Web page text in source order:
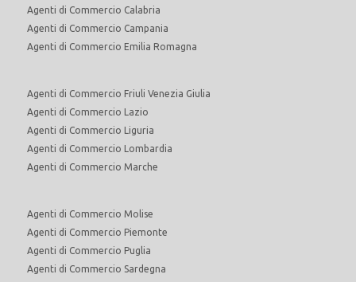
Agenti di Commercio Calabria
Agenti di Commercio Campania
Agenti di Commercio Emilia Romagna
Agenti di Commercio Friuli Venezia Giulia
Agenti di Commercio Lazio
Agenti di Commercio Liguria
Agenti di Commercio Lombardia
Agenti di Commercio Marche
Agenti di Commercio Molise
Agenti di Commercio Piemonte
Agenti di Commercio Puglia
Agenti di Commercio Sardegna